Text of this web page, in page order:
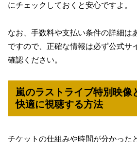
にチェックしておくと安心ですよ。
なお、手数料や支払い条件の詳細は
ですので、 正確な情報は必ず公式サ
確認ください。
嵐のラストライブ特別映像
快適に視聴する方法
チケットの仕組みや時間が分かった